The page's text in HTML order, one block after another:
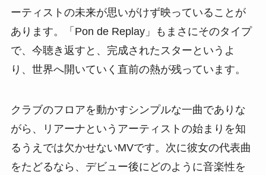
ーティストの未来が思いがけず映っていることが
あります。「Pon de Replay」もまさにそのタイプ
で、今聴き返すと、完成されたスターというよ
り、世界へ開いていく直前の熱が残っています。
クラブのフロアを動かすシンプルな一曲でありな
がら、リアーナというアーティストの始まりを知
るうえでは欠かせないMVです。次に彼女の代表曲
をたどるなら、デビュー後にどのように音楽性を